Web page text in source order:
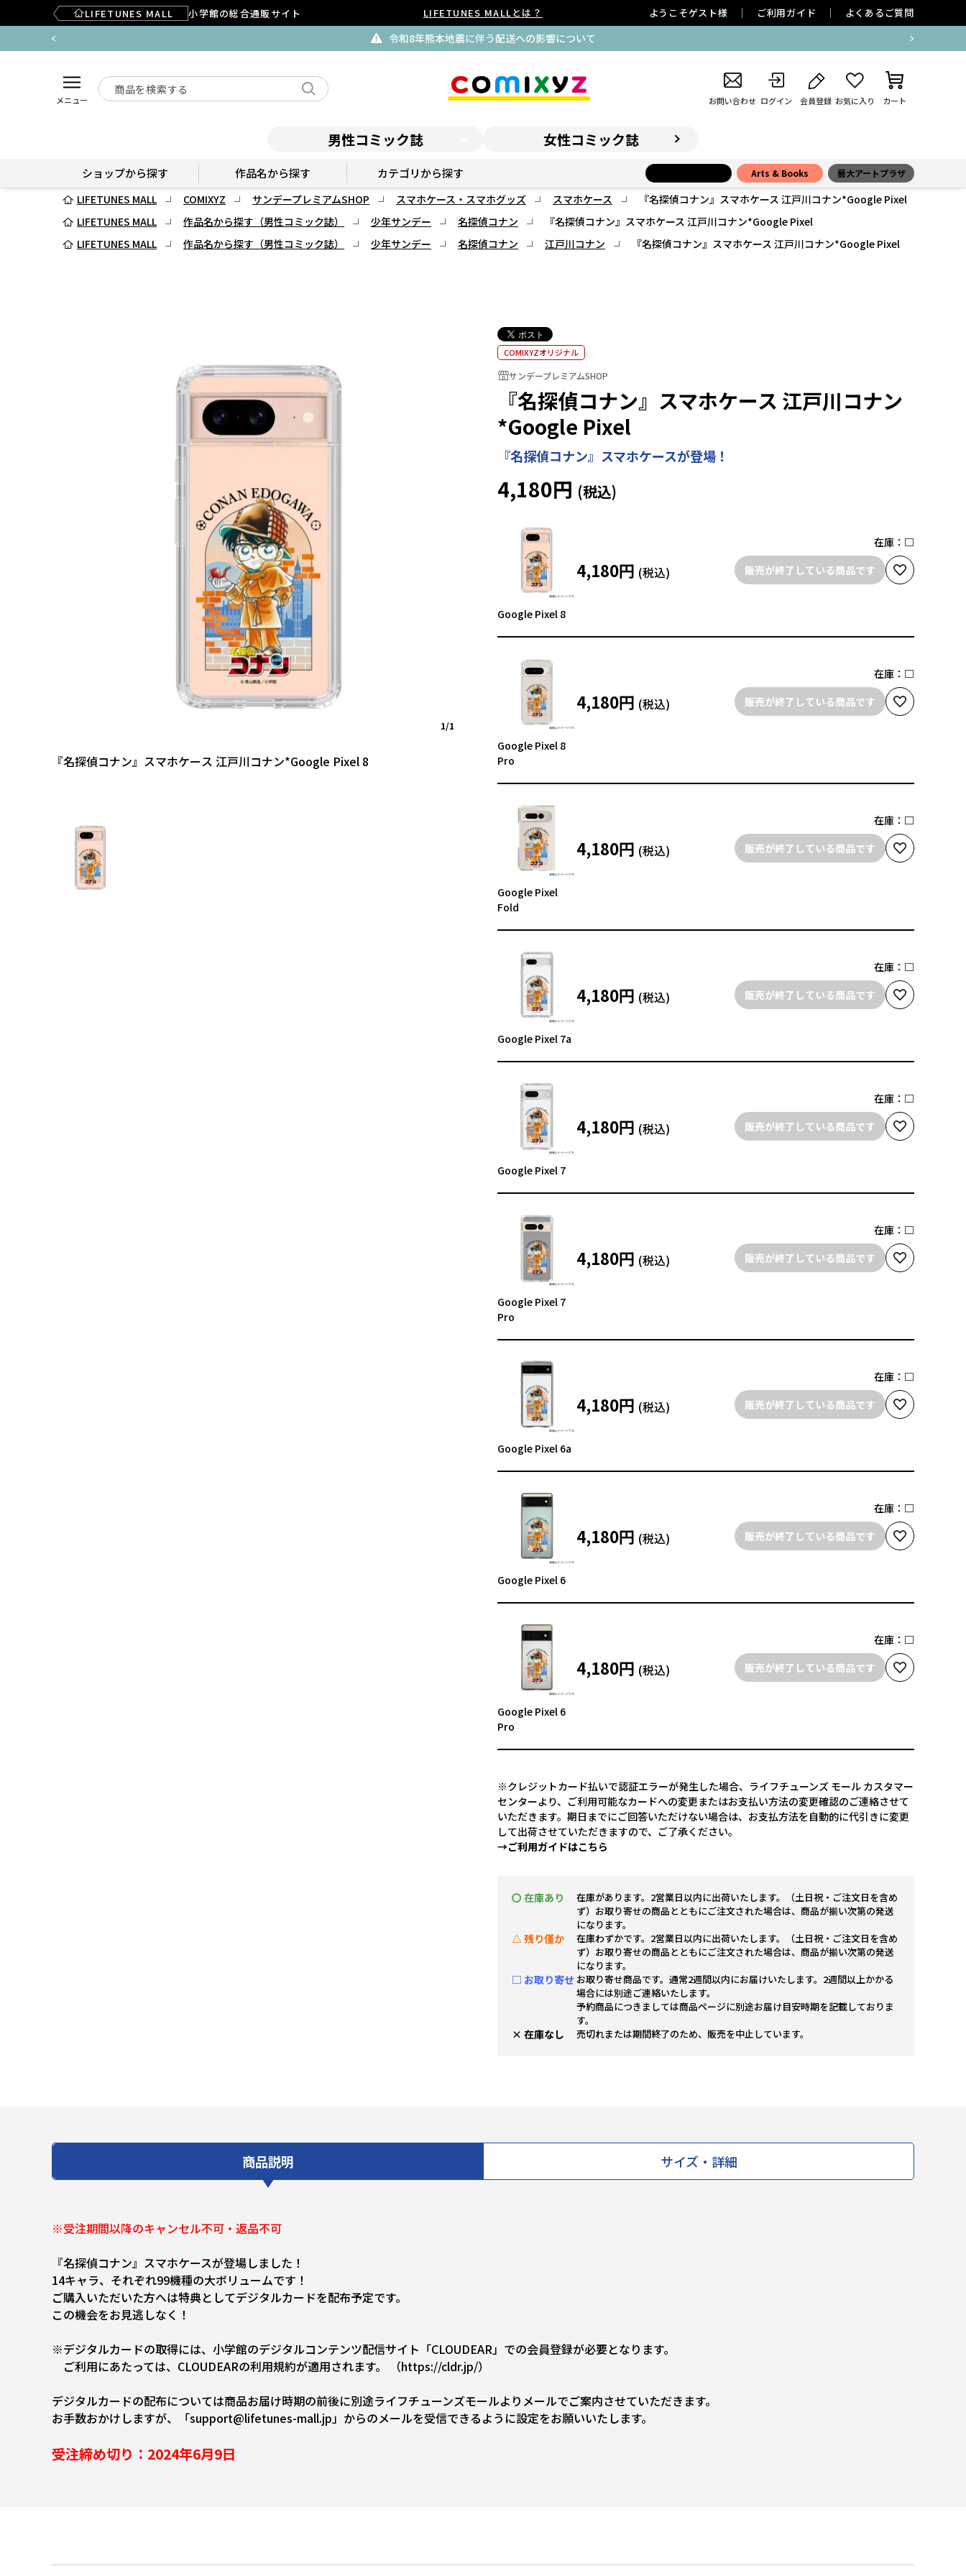
LIFETUNES MALL 小学館の総合通販サイト LIFETUNES MALLとは？ ようこそゲスト様 ご利用ガイド よくあるご質問
令和8年熊本地震に伴う配送への影響について
メニュー お問い合わせ ログイン 会員登録 お気に入り カート
男性コミック誌 女性コミック誌
ショップから探す 作品名から探す カテゴリから探す Arts & Books 藝大アートプラザ
LIFETUNES MALL COMIXYZ サンデープレミアムSHOP スマホケース・スマホグッズ スマホケース
『名探偵コナン』スマホケース 江戸川コナン*Google Pixel
LIFETUNES MALL
作品名から探す（男性コミック誌） 少年サンデー 名探偵コナン
『名探偵コナン』スマホケース 江戸川コナン*Google Pixel
LIFETUNES MALL
作品名から探す（男性コミック誌） 少年サンデー 名探偵コナン 江戸川コナン 『名探偵コナン』スマホケース 江戸川コナン*Google Pixel
サンデープレミアムSHOP
『名探偵コナン』スマホケース 江戸川コナン*Google Pixel 8
1/1
COMIXYZオリジナル
サンデープレミアムSHOP
『名探偵コナン』スマホケース 江戸川コナン
*Google Pixel
『名探偵コナン』スマホケースが登場！
4,180円
Google Pixel 8
在庫： □
4,180円 販売が終了している商品です
Google Pixel 8
Pro
在庫： □
4,180円 販売が終了している商品です
Google Pixel
Fold
在庫： □
4,180円 販売が終了している商品です
Google Pixel 7a
在庫： □
4,180円 販売が終了している商品です
Google Pixel 7
在庫： □
4,180円 販売が終了している商品です
Google Pixel 7
Pro
在庫： □
4,180円 販売が終了している商品です
Google Pixel 6a
在庫： □
4,180円 販売が終了している商品です
Google Pixel 6
在庫： □
4,180円 販売が終了している商品です
Google Pixel 6
Pro
在庫： □
4,180円 販売が終了している商品です
※クレジットカード払いで認証エラーが発生した場合、ライフチューンズ モール カスタマー
センターより、ご利用可能なカードへの変更またはお支払い方法の変更確認のご連絡させて
いただきます。期日までにご回答いただけない場合は、お支払方法を自動的に代引きに変更
して出荷させていただきますので、ご了承ください。
→ご利用ガイドはこちら
〇 在庫あり
在庫があります。2営業日以内に出荷いたします。（土日祝・ご注文日を含め
ず）お取り寄せの商品とともにご注文された場合は、商品が揃い次第の発送
になります。
△ 残り僅か
在庫わずかです。2営業日以内に出荷いたします。（土日祝・ご注文日を含め
ず）お取り寄せの商品とともにご注文された場合は、商品が揃い次第の発送
になります。
□ お取り寄せ お取り寄せ商品です。通常2週間以内にお届けいたします。2週間以上かかる
場合には別途ご連絡いたします。
予約商品につきましては商品ページに別途お届け目安時期を記載しておりま
す。
× 在庫なし 売切れまたは期間終了のため、販売を中止しています。
商品説明 サイズ・詳細
※受注期間以降のキャンセル不可・返品不可
『名探偵コナン』スマホケースが登場しました！
14キャラ、それぞれ99機種の大ボリュームです！
ご購入いただいた方へは特典としてデジタルカードを配布予定です。
この機会をお見逃しなく！
※デジタルカードの取得には、小学館のデジタルコンテンツ配信サイト「CLOUDEAR」での会員登録が必要となります。
ご利用にあたっては、CLOUDEARの利用規約が適用されます。
（https://cldr.jp/）
デジタルカードの配布については商品お届け時期の前後に別途ライフチューンズモールよりメールでご案内させていただきます。
お手数おかけしますが、「support@lifetunes-mall.jp」からのメールを受信できるように設定をお願いいたします。
受注締め切り：2024年6月9日